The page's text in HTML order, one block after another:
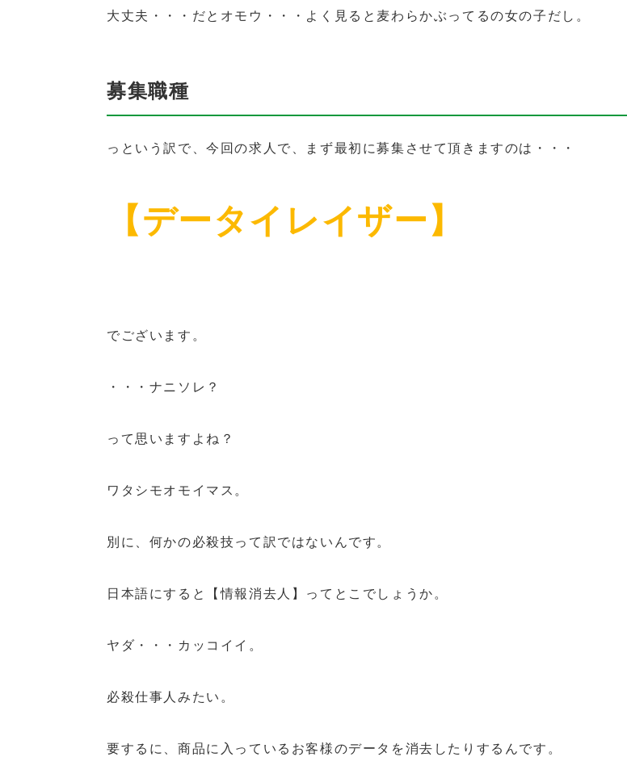
大丈夫・・・だとオモウ・・・よく見ると麦わらかぶってるの女の子だし。
募集職種
っという訳で、今回の求人で、まず最初に募集させて頂きますのは・・・
【データイレイザー】
でございます。
・・・ナニソレ？
って思いますよね？
ワタシモオモイマス。
別に、何かの必殺技って訳ではないんです。
日本語にすると【情報消去人】ってとこでしょうか。
ヤダ・・・カッコイイ。
必殺仕事人みたい。
要するに、商品に入っているお客様のデータを消去したりするんです。